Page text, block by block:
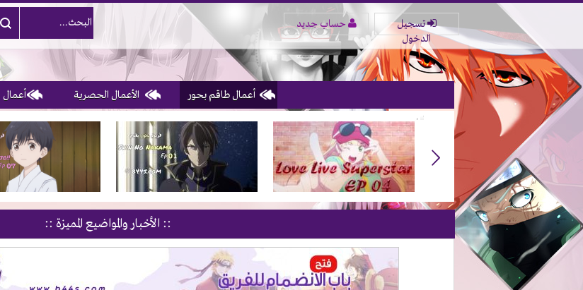
تسجيل
الدخول
حساب جديد
أعمال طاقم بحور الأعمال الحصرية أعمال
1, 2, 3 & 4of 10
:: الأخبار والمواضيع المميزة ::